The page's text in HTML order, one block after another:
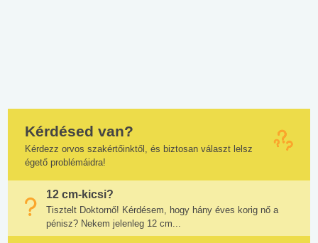
Kérdésed van?
Kérdezz orvos szakértőinktől, és biztosan választ lelsz
égető problémáidra!
12 cm-kicsi?
Tisztelt Doktornő! Kérdésem, hogy hány éves korig nő a
pénisz? Nekem jelenleg 12 cm...